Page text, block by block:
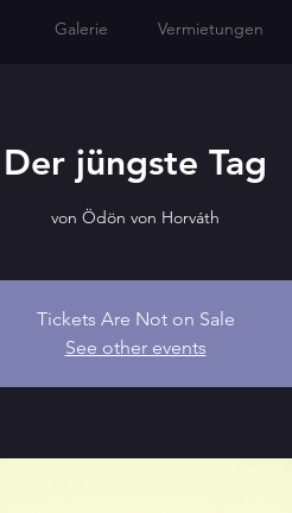
Der jüngste Tag
von Ödön von Horváth
Tickets Are Not on Sale
See other events
Galerie Vermietungen